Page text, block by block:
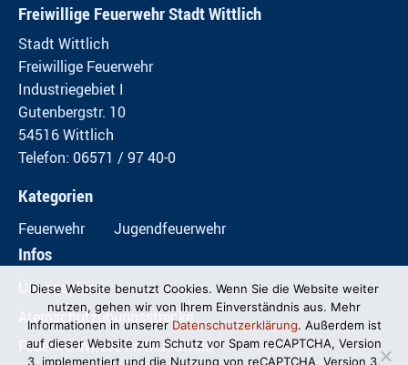
Freiwillige Feuerwehr Stadt Wittlich
Stadt Wittlich
Freiwillige Feuerwehr
Industriegebiet I
Gutenbergstr. 10
54516 Wittlich
Telefon: 06571 / 97 40-0
Kategorien
Feuerwehr Jugendfeuerwehr
Infos
Übungspläne
Atemschutzübungsstrecke
Feuerwehrwiese im Mundwald
Diese Website benutzt Cookies. Wenn Sie die Website weiter
nutzen, gehen wir von Ihrem Einverständnis aus. Mehr
Informationen in unserer Datenschutzerklärung. Außerdem ist
auf dieser Website zum Schutz vor Spam reCAPTCHA, Version
3, implementiert und die Nutzung von reCAPTCHA, Version 3,